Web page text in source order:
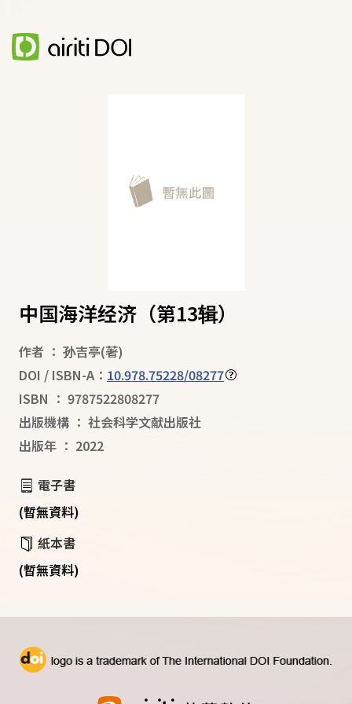
中国海洋经济（第13辑）
作者 ： 孙吉亭(著)
DOI / ISBN-A： 10.978.75228/08277
ISBN ： 9787522808277
出版機構 ： 社会科学文献出版社
出版年 ： 2022
電子書
(暫無資料)
紙本書
(暫無資料)